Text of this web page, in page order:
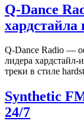
Q-Dance
хардстайла
Q-Dance Radio —
лидера
треки в стиле
Synthetic
24/7